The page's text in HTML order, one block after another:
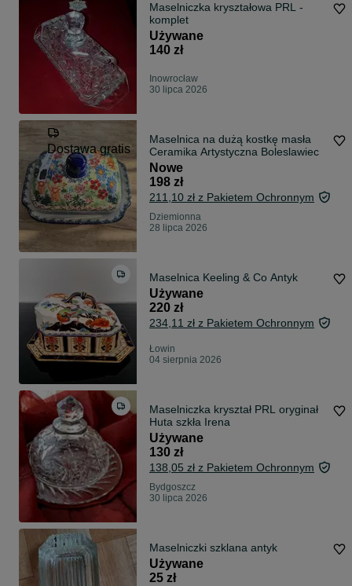
Maselniczka kryształowa PRL -
komplet
Używane
140 zł
Inowrocław
30 lipca 2026
Dostawa gratis
Maselnica na dużą kostkę masła
Ceramika Artystyczna Boleslawiec
Nowe
198 zł
211,10 zł z Pakietem Ochronnym
Dziemionna
28 lipca 2026
Maselnica Keeling & Co Antyk
Używane
220 zł
234,11 zł z Pakietem Ochronnym
Łowin
04 sierpnia 2026
Maselniczka kryształ PRL oryginał
Huta szkła Irena
Używane
130 zł
138,05 zł z Pakietem Ochronnym
Bydgoszcz
30 lipca 2026
Maselniczki szklana antyk
Używane
25 zł